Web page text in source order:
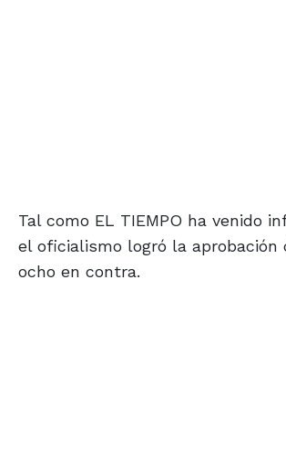
Tal como EL TIEMPO ha venido
el oficialismo logró la aprobación